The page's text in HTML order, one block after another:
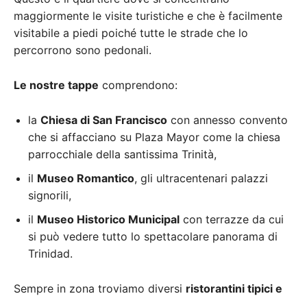
maggiormente le visite turistiche e che è facilmente
visitabile a piedi poiché tutte le strade che lo
percorrono sono pedonali.
Le nostre tappe comprendono:
la Chiesa di San Francisco con annesso convento
che si affacciano su Plaza Mayor come la chiesa
parrocchiale della santissima Trinità,
il Museo Romantico, gli ultracentenari palazzi
signorili,
il Museo Historico Municipal con terrazze da cui
si può vedere tutto lo spettacolare panorama di
Trinidad.
Sempre in zona troviamo diversi ristorantini tipici e